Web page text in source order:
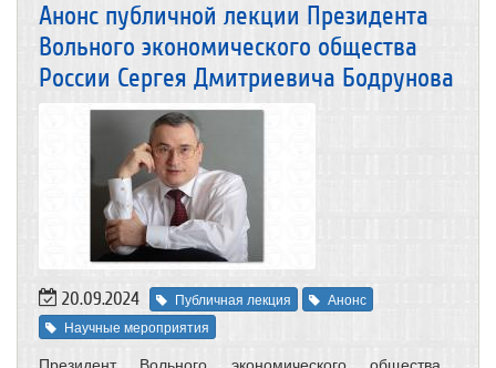
Анонс публичной лекции Президента
Вольного экономического общества
России Сергея Дмитриевича Бодрунова
20.09.2024 Публичная лекция
Анонс
Научные мероприятия
Президент Вольного экономического общества